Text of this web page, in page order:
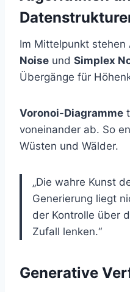
Im Mittelpunkt stehen
Noise und Simplex
Übergänge für
Voronoi-Diagramme
voneinander ab. So
Wüsten und Wälder.
„Die wahre Kunst
Generierung liegt
der Kontrolle über
Zufall lenken.“
Generative